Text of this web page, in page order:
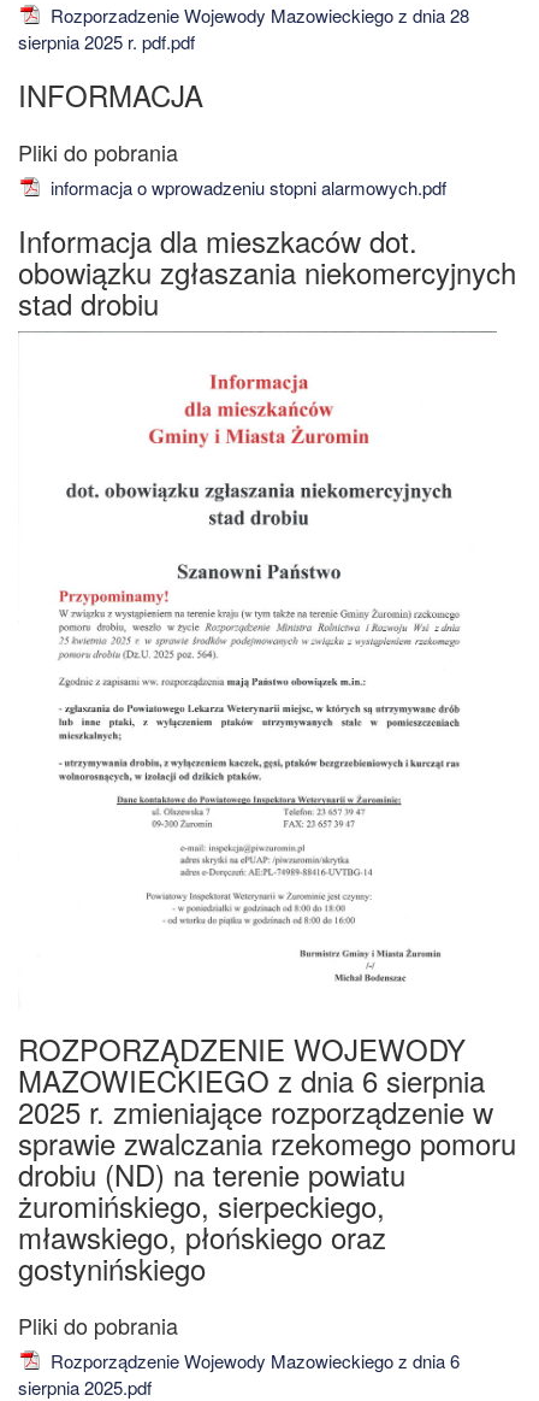
Rozporzadzenie Wojewody Mazowieckiego z dnia 28
sierpnia 2025 r. pdf.pdf
INFORMACJA
informacja o wprowadzeniu stopni alarmowych.pdf
Informacja dla mieszkaców dot.
obowiązku zgłaszania niekomercyjnych
stad drobiu
ROZPORZĄDZENIE WOJEWODY
MAZOWIECKIEGO z dnia 6 sierpnia
2025 r. zmieniające rozporządzenie w
sprawie zwalczania rzekomego pomoru
drobiu (ND) na terenie powiatu
żuromińskiego, sierpeckiego,
mławskiego, płońskiego oraz
gostynińskiego
Rozporządzenie Wojewody Mazowieckiego z dnia 6
sierpnia 2025.pdf